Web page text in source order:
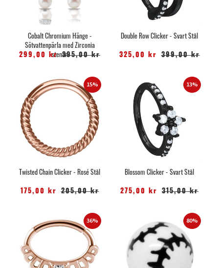
Cobalt Chromium Hänge -
Sötvattenpärla med Zirconia
stenar
299,00 kr 395,00 kr
Double Row Clicker - Svart Stål
325,00 kr 399,00 kr
15%
Twisted Chain Clicker - Rosé Stål
175,00 kr 205,00 kr
13%
Blossom Clicker - Svart Stål
275,00 kr 315,00 kr
36% 80%